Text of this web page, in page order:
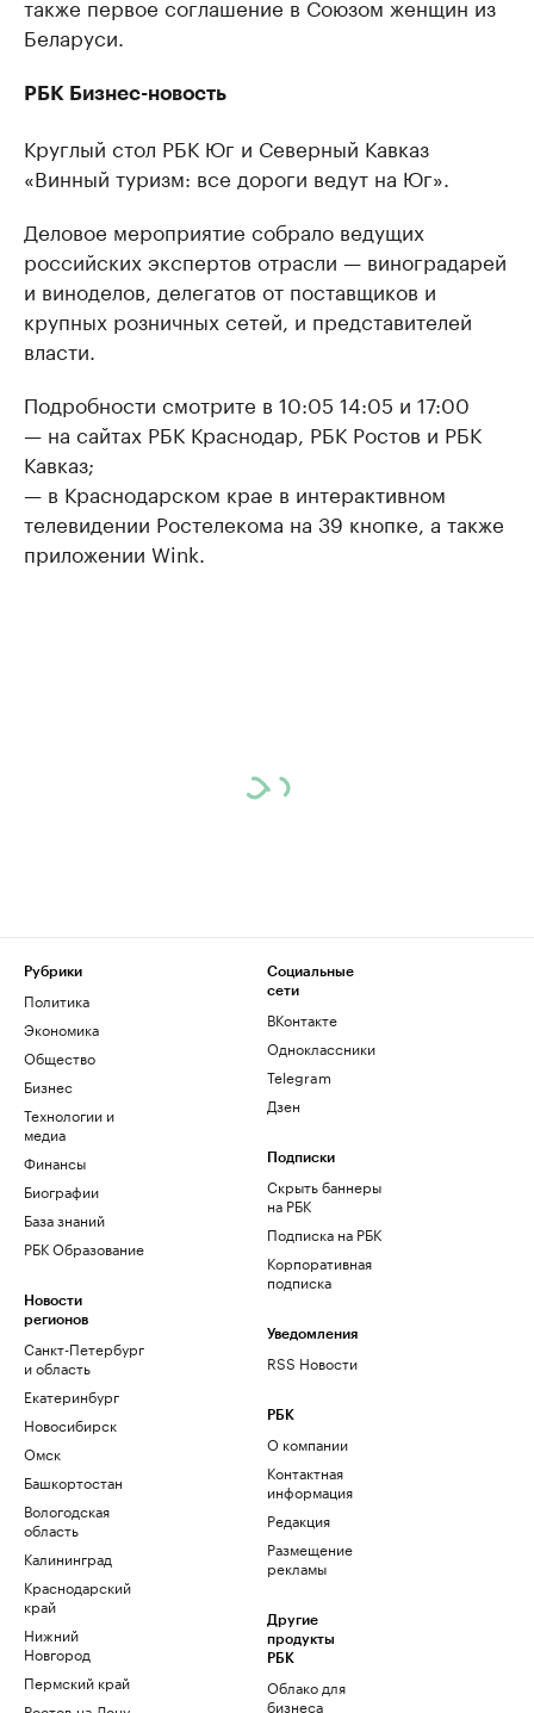
Беларуси.
РБК Бизнес-новость
Круглый стол РБК Юг и Северный Кавказ
«Винный туризм: все дороги ведут на Юг».
Деловое мероприятие собрало ведущих
российских экспертов отрасли — виноградарей
и виноделов, делегатов от поставщиков и
крупных розничных сетей, и представителей
власти.
Подробности смотрите в 10:05 14:05 и 17:00
— на сайтах РБК Краснодар, РБК Ростов и РБК
Кавказ;
— в Краснодарском крае в интерактивном
телевидении Ростелекома на 39 кнопке, а также
приложении Wink.
Рубрики
Политика
Экономика
Общество
Бизнес
Технологии и
медиа
Финансы
Биографии
База знаний
РБК Образование
Новости
регионов
Санкт-Петербург
и область
Екатеринбург
Новосибирск
Омск
Башкортостан
Вологодская
область
Калининград
Краснодарский
край
Нижний
Новгород
Пермский край
Социальные
сети
ВКонтакте
Одноклассники
Telegram
Дзен
Подписки
Скрыть баннеры
на РБК
Подписка на РБК
Корпоративная
подписка
Уведомления
RSS Новости
РБК
О компании
Контактная
информация
Редакция
Размещение
рекламы
Другие
продукты
РБК
Облако для
бизнеса